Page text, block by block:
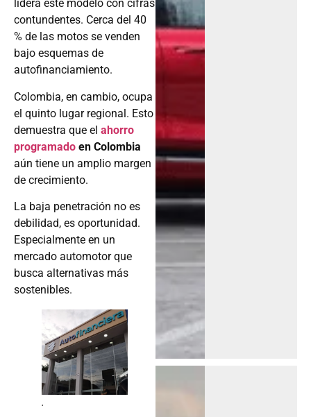
contundentes. Cerca del 40
% de las motos se venden
bajo esquemas de
autofinanciamiento.
el quinto lugar regional. Esto
demuestra que elahorro
programadoen Colombia
aún tiene un amplio margen
de crecimiento.
debilidad, es oportunidad.
Especialmente en un
mercado automotor que
busca alternativas más
sostenibles.
.